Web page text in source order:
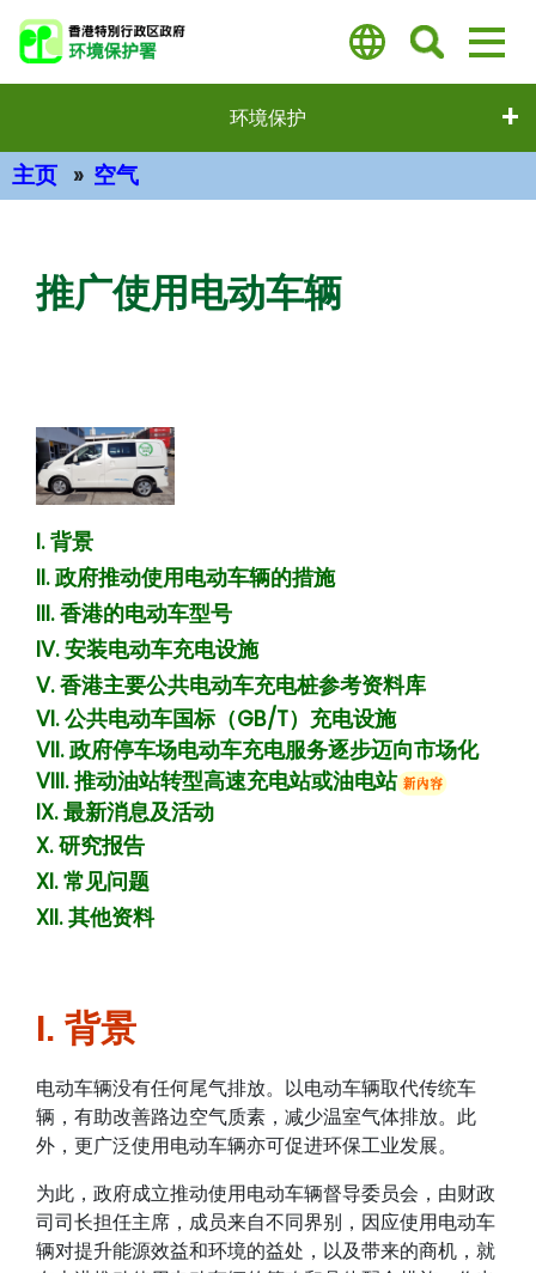
内
环境保护
主页 空气
推广使用电动车辆
I. 背景
II. 政府推动使用电动车辆的措施
III. 香港的电动车型号
IV. 安装电动车充电设施
V. 香港主要公共电动车充电桩参考资料库
VI. 公共电动车国标（GB/T）充电设施
VII. 政府停车场电动车充电服务逐步迈向市场化
VIII. 推动油站转型高速充电站或油电站
IX. 最新消息及活动
X. 研究报告
XI. 常见问题
XII. 其他资料
I. 背景
电动车辆没有任何尾气排放。以电动车辆取代传统车
辆，有助改善路边空气质素，减少温室气体排放。此
外，更广泛使用电动车辆亦可促进环保工业发展。
为此，政府成立推动使用电动车辆督导委员会，由财政
司司长担任主席，成员来自不同界别，因应使用电动车
辆对提升能源效益和环境的益处，以及带来的商机，就